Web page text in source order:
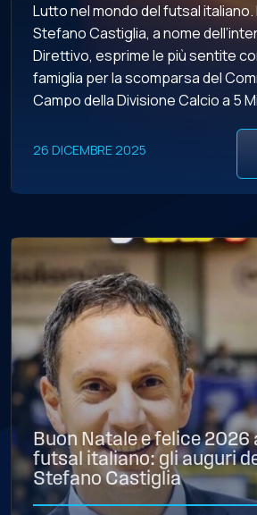
Lutto nel mondo del futsal
Stefano Castiglia, a nome
Direttivo, esprime le più sentite
famiglia per la scomparsa del
Campo della Divisione Calcio a 5
26 DICEMBRE 2025
Buon Natale e felice 2026
futsal italiano: gli auguri
Stefano Castiglia